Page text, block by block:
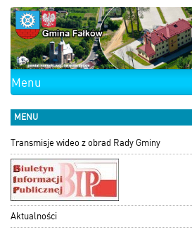
Menu
MENU
Transmisje wideo z obrad Rady Gminy
Aktualności